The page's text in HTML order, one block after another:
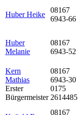
Huber Heike
08167
6943-66
Huber
Melanie
08167
6943-52
Kern
Mathias
Erster
Bürgermeister
08167
6943-30
0175
2614485
08167